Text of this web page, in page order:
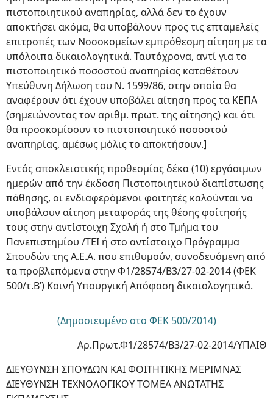
πιστοποιητικού αναπηρίας, αλλά δεν το έχουν
αποκτήσει ακόμα, θα υποβάλουν προς τις επταμελείς
επιτροπές των Νοσοκομείων εμπρόθεσμη αίτηση με τα
υπόλοιπα δικαιολογητικά. Ταυτόχρονα, αντί για το
πιστοποιητικό ποσοστού αναπηρίας καταθέτουν
Υπεύθυνη Δήλωση του Ν. 1599/86, στην οποία θα
αναφέρουν ότι έχουν υποβάλει αίτηση προς τα ΚΕΠΑ
(σημειώνοντας τον αριθμ. πρωτ. της αίτησης) και ότι
θα προσκομίσουν το πιστοποιητικό ποσοστού
αναπηρίας, αμέσως μόλις το αποκτήσουν.]
Εντός αποκλειστικής προθεσμίας δέκα (10) εργάσιμων
ημερών από την έκδοση Πιστοποιητικού διαπίστωσης
πάθησης, οι ενδιαφερόμενοι φοιτητές καλούνται να
υποβάλουν αίτηση μεταφοράς της θέσης φοίτησής
τους στην αντίστοιχη Σχολή ή στο Τμήμα του
Πανεπιστημίου /ΤΕΙ ή στο αντίστοιχο Πρόγραμμα
Σπουδών της Α.Ε.Α. που επιθυμούν, συνοδευόμενη από
τα προβλεπόμενα στην Φ1/28574/Β3/27-02-2014 (ΦΕΚ
500/τ.Β’) Κοινή Υπουργική Απόφαση δικαιολογητικά.
(Δημοσιευμένο στο ΦΕΚ 500/2014)
Αρ.Πρωτ.Φ1/28574/Β3/27-02-2014/ΥΠΑΙΘ
ΔΙΕΥΘΥΝΣΗ ΣΠΟΥΔΩΝ ΚΑΙ ΦΟΙΤΗΤΙΚΗΣ ΜΕΡΙΜΝΑΣ
ΔΙΕΥΘΥΝΣΗ ΤΕΧΝΟΛΟΓΙΚΟΥ ΤΟΜΕΑ ΑΝΩΤΑΤΗΣ